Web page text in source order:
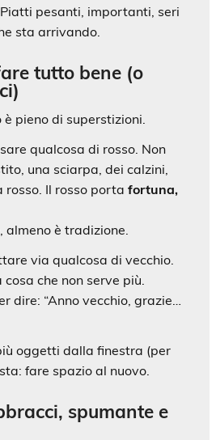
pesanti, importanti, seri
sta arrivando.
tutto bene (o
pieno di superstizioni.
qualcosa di rosso. Non
una sciarpa, dei calzini,
rosso. Il rosso porta fortuna,
almeno è tradizione.
via qualcosa di vecchio.
che non serve più.
dire: “Anno vecchio, grazie…
oggetti dalla finestra (per
fare spazio al nuovo.
spumante e